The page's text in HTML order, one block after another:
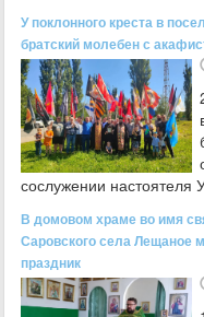
У поклонного креста в
братский молебен с
сослужении настоятеля
В домовом храме во имя
Саровского села Лещаное
праздник